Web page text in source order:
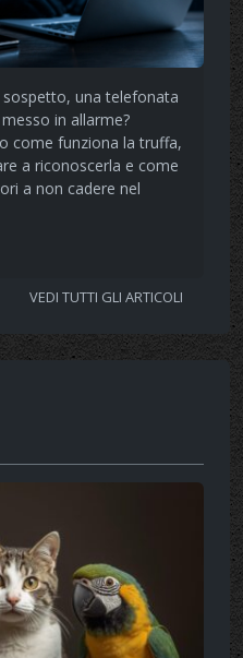
una telefonata
in allarme?
come funziona la truffa,
a riconoscerla e come
a non cadere nel
VEDI TUTTI GLI ARTICOLI